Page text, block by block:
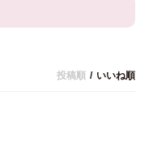
投稿順 / いいね順